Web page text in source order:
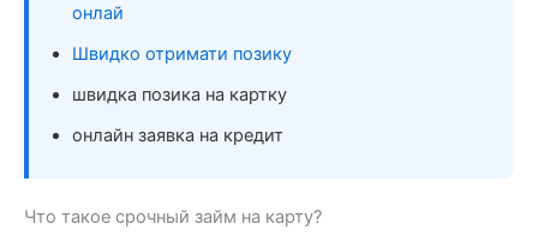
онлай
Швидко отримати позику
швидка позика на картку
онлайн заявка на кредит
Что такое срочный займ на карту?